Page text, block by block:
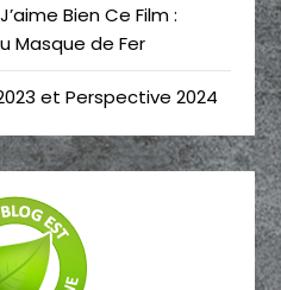
Bien Ce Film :
Masque de Fer
et Perspective 2024